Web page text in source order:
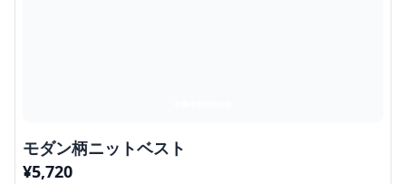
モダン柄ニットベスト
¥5,720